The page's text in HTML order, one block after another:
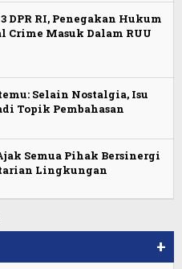
DPR RI, Penegakan Hukum
Crime Masuk Dalam RUU
Selain Nostalgia, Isu
Topik Pembahasan
Semua Pihak Bersinergi
Lingkungan
+